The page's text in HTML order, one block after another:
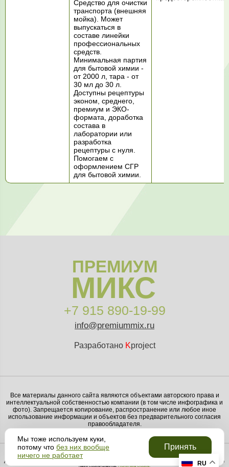
Средство для очистки
транспорта (внешняя
мойка). Может
выпускаться в
составе линейки
профессиональных
средств.
Минимальная партия
для бытовой химии -
от 2000 л, тара - от
30 мл до 30 л.
Доступны рецептуры
эконом, среднего,
премиум и ЭКО-
формата, доработка
состава в
лаборатории или
разработка
рецептуры с нуля.
Помогаем с
оформлением СГР
для бытовой химии.
ПРЕМИУМ
МИКС
+7 915 890-19-99
info@premiummix.ru
Разработано Kproject
Все материалы данного сайта являются объектами авторского права и
интеллектуальной собственностью компании (в том числе инфографика и
фото). Запрещается копирование, распространение или любое иное
использование информации и объектов без предварительного согласия
правообладателя.
Данный веб-сайт использует cookie-файлы. Продолжая использовать данный сайт, вы соглашаетесь с использованием
нами cookie-файлов.Политика Cookie.
Мы тоже используем куки,
потому что без них вообще
ничего не работает
Принять
RU